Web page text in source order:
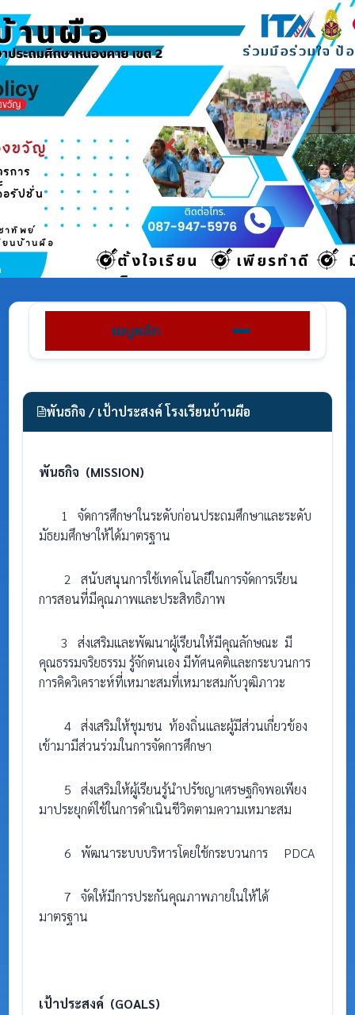
เมนูหลัก
พันธกิจ / เป้าประสงค์ โรงเรียนบ้านผือ
พันธกิจ (MISSION)
1 จัดการศึกษาในระดับก่อนประถมศึกษาและระดับ
มัธยมศึกษาให้ได้มาตรฐาน
2 สนับสนุนการใช้เทคโนโลยีในการจัดการเรียน
การสอนที่มีคุณภาพและประสิทธิภาพ
3 ส่งเสริมและพัฒนาผู้เรียนให้มีคุณลักษณะ มี
คุณธรรมจริยธรรม รู้จักตนเอง มีทัศนคติและกระบวนการ
การคิดวิเคราะห์ที่เหมาะสมที่เหมาะสมกับวุฒิภาวะ
4 ส่งเสริมให้ชุมชน ท้องถิ่นและผู้มีส่วนเกี่ยวข้อง
เข้ามามีส่วนร่วมในการจัดการศึกษา
5 ส่งเสริมให้ผู้เรียนรู้นำปรัชญาเศรษฐกิจพอเพียง
มาประยุกต์ใช้ในการดำเนินชีวิตตามความเหมาะสม
6 พัฒนาระบบบริหารโดยใช้กระบวนการ PDCA
7 จัดให้มีการประกันคุณภาพภายในให้ได้
มาตรฐาน
เป้าประสงค์ (GOALS)